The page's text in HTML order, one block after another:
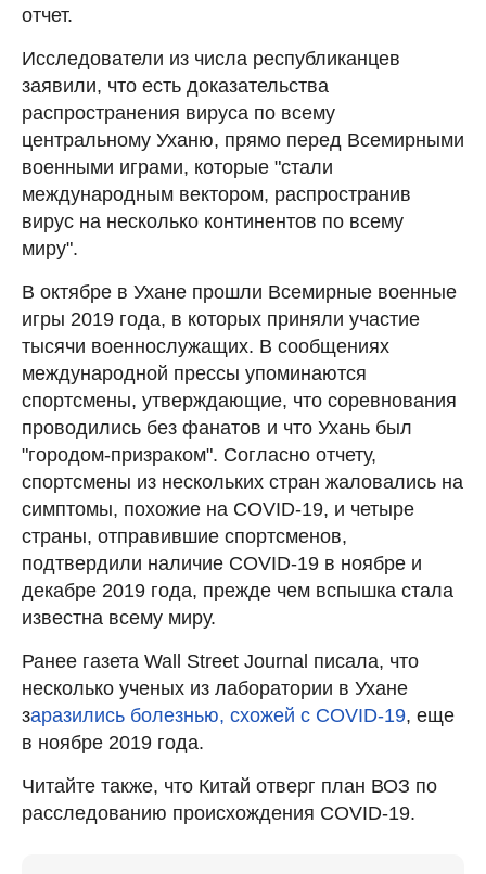
отчет.
Исследователи из числа республиканцев
заявили, что есть доказательства
распространения вируса по всему
центральному Уханю, прямо перед Всемирными
военными играми, которые "стали
международным вектором, распространив
вирус на несколько континентов по всему
миру".
В октябре в Ухане прошли Всемирные военные
игры 2019 года, в которых приняли участие
тысячи военнослужащих. В сообщениях
международной прессы упоминаются
спортсмены, утверждающие, что соревнования
проводились без фанатов и что Ухань был
"городом-призраком". Согласно отчету,
спортсмены из нескольких стран жаловались на
симптомы, похожие на COVID-19, и четыре
страны, отправившие спортсменов,
подтвердили наличие COVID-19 в ноябре и
декабре 2019 года, прежде чем вспышка стала
известна всему миру.
Ранее газета Wall Street Journal писала, что
несколько ученых из лаборатории в Ухане
заразились болезнью, схожей с COVID-19, еще
в ноябре 2019 года.
Читайте также, что Китай отверг план ВОЗ по
расследованию происхождения COVID-19.